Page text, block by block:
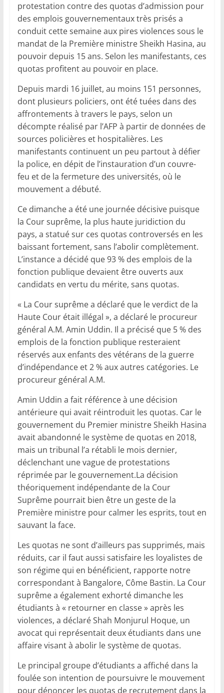
protestation contre des quotas d’admission pour
des emplois gouvernementaux très prisés a
conduit cette semaine aux pires violences sous le
mandat de la Première ministre Sheikh Hasina, au
pouvoir depuis 15 ans. Selon les manifestants, ces
quotas profitent au pouvoir en place.
Depuis mardi 16 juillet, au moins 151 personnes,
dont plusieurs policiers, ont été tuées dans des
affrontements à travers le pays, selon un
décompte réalisé par l’AFP à partir de données de
sources policières et hospitalières. Les
manifestants continuent un peu partout à défier
la police, en dépit de l’instauration d’un couvre-
feu et de la fermeture des universités, où le
mouvement a débuté.
Ce dimanche a été une journée décisive puisque
la Cour suprême, la plus haute juridiction du
pays, a statué sur ces quotas controversés en les
baissant fortement, sans l’abolir complètement.
L’instance a décidé que 93 % des emplois de la
fonction publique devaient être ouverts aux
candidats en vertu du mérite, sans quotas.
« La Cour suprême a déclaré que le verdict de la
Haute Cour était illégal », a déclaré le procureur
général A.M. Amin Uddin. Il a précisé que 5 % des
emplois de la fonction publique resteraient
réservés aux enfants des vétérans de la guerre
d’indépendance et 2 % aux autres catégories. Le
procureur général A.M.
Amin Uddin a fait référence à une décision
antérieure qui avait réintroduit les quotas. Car le
gouvernement du Premier ministre Sheikh Hasina
avait abandonné le système de quotas en 2018,
mais un tribunal l’a rétabli le mois dernier,
déclenchant une vague de protestations
réprimée par le gouvernement.La décision
théoriquement indépendante de la Cour
Suprême pourrait bien être un geste de la
Première ministre pour calmer les esprits, tout en
sauvant la face.
Les quotas ne sont d’ailleurs pas supprimés, mais
réduits, car il faut aussi satisfaire les loyalistes de
son régime qui en bénéficient, rapporte notre
correspondant à Bangalore, Côme Bastin. La Cour
suprême a également exhorté dimanche les
étudiants à « retourner en classe » après les
violences, a déclaré Shah Monjurul Hoque, un
avocat qui représentait deux étudiants dans une
affaire visant à abolir le système de quotas.
Le principal groupe d’étudiants a affiché dans la
foulée son intention de poursuivre le mouvement
pour dénoncer les quotas de recrutement dans la